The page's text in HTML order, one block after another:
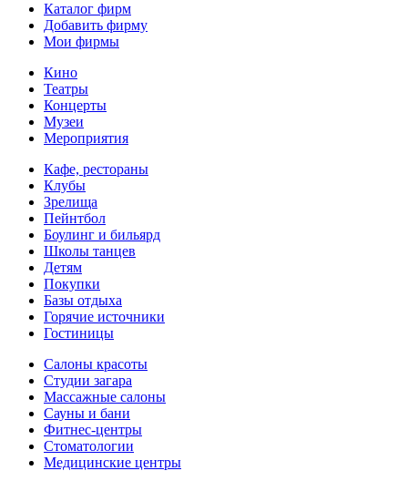
Каталог фирм
Добавить фирму
Мои фирмы
Кино
Театры
Концерты
Музеи
Мероприятия
Кафе, рестораны
Клубы
Зрелища
Пейнтбол
Боулинг и бильярд
Школы танцев
Детям
Покупки
Базы отдыха
Горячие источники
Гостиницы
Салоны красоты
Студии загара
Массажные салоны
Сауны и бани
Фитнес-центры
Стоматологии
Медицинские центры